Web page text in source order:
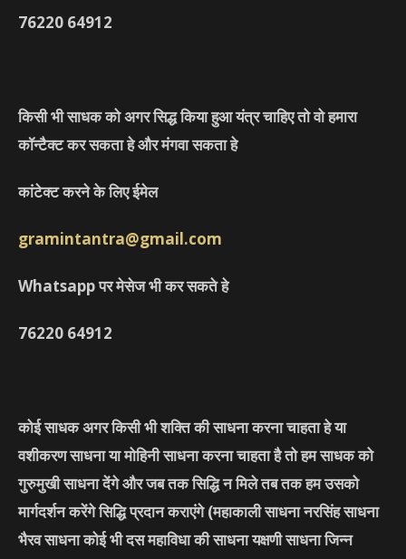
76220 64912
किसी भी साधक को अगर सिद्ध किया हुआ यंत्र चाहिए तो वो हमारा
कॉन्टैक्ट कर सकता हे और मंगवा सकता हे
कांटेक्ट करने के लिए ईमेल
gramintantra@gmail.com
Whatsapp पर मेसेज भी कर सकते हे
76220 64912
कोई साधक अगर किसी भी शक्ति की साधना करना चाहता हे या
वशीकरण साधना या मोहिनी साधना करना चाहता है तो हम साधक को
गुरुमुखी साधना देंगे और जब तक सिद्धि न मिले तब तक हम उसको
मार्गदर्शन करेंगे सिद्धि प्रदान कराएंगे (महाकाली साधना नरसिंह साधना
भैरव साधना कोई भी दस महाविधा की साधना यक्षणी साधना जिन्न